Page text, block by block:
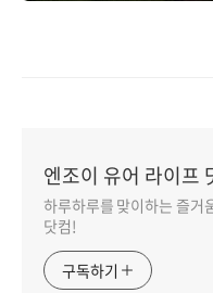
엔조이 유어 라이프
하루하루를 맞이하는 즐거
닷컴!
구독하기